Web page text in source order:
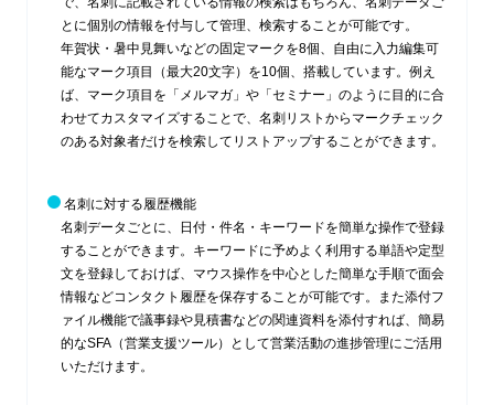
とに個別の情報を付与して管理、検索することが可能です。
年賀状・暑中見舞いなどの固定マークを8個、自由に入力編集可
能なマーク項目（最大20文字）を10個、搭載しています。例え
ば、マーク項目を「メルマガ」や「セミナー」のように目的に合
わせてカスタマイズすることで、名刺リストからマークチェック
のある対象者だけを検索してリストアップすることができます。
名刺に対する履歴機能
名刺データごとに、日付・件名・キーワードを簡単な操作で登録
することができます。キーワードに予めよく利用する単語や定型
文を登録しておけば、マウス操作を中心とした簡単な手順で面会
情報などコンタクト履歴を保存することが可能です。また添付フ
ァイル機能で議事録や見積書などの関連資料を添付すれば、簡易
的なSFA（営業支援ツール）として営業活動の進捗管理にご活用
いただけます。